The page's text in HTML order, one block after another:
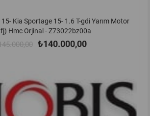
Kia Sportage 15- 1.6 T-gdi Yarım Motor
Hmc Orjinal - Z73022bz00a
₺140.000,00